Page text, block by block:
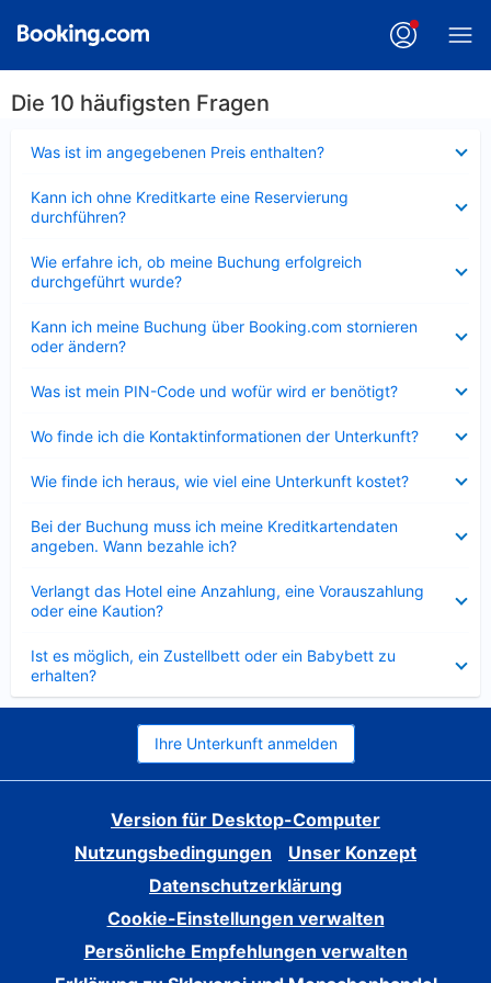
Die 10 häufigsten Fragen
Was ist im angegebenen Preis enthalten?
Kann ich ohne Kreditkarte eine Reservierung
durchführen?
Wie erfahre ich, ob meine Buchung erfolgreich
durchgeführt wurde?
Kann ich meine Buchung über Booking.com stornieren
oder ändern?
Was ist mein PIN-Code und wofür wird er benötigt?
Wo finde ich die Kontaktinformationen der Unterkunft?
Wie finde ich heraus, wie viel eine Unterkunft kostet?
Bei der Buchung muss ich meine Kreditkartendaten
angeben. Wann bezahle ich?
Verlangt das Hotel eine Anzahlung, eine Vorauszahlung
oder eine Kaution?
Ist es möglich, ein Zustellbett oder ein Babybett zu
erhalten?
Ihre Unterkunft anmelden
Version für Desktop-Computer
Nutzungsbedingungen
Unser Konzept
Datenschutzerklärung
Cookie-Einstellungen verwalten
Persönliche Empfehlungen verwalten